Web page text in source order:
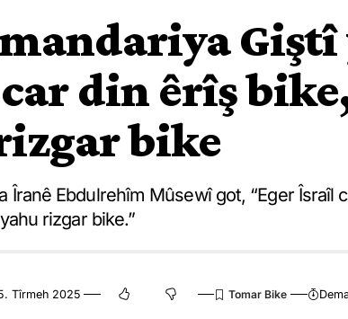
din êrîş
bike
Îranê Ebdulrehîm Mûsewî got, “Eger Îsraîl
rizgar bike.”
Tîrmeh 2025